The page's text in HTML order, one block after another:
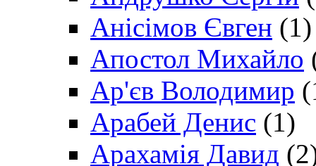
Анісімов Євген (1)
Апостол Михайло
Ар'єв Володимир
Арабей Денис (1)
Арахамія Давид